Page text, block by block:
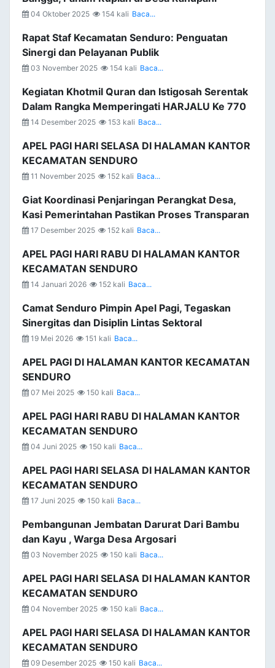
04 Oktober 2025 154 kali Baca...
Rapat Staf Kecamatan Senduro: Penguatan
Sinergi dan Pelayanan Publik
03 November 2025 154 kali Baca...
Kegiatan Khotmil Quran dan Istigosah Serentak
Dalam Rangka Memperingati HARJALU Ke 770
14 Desember 2025 153 kali Baca...
APEL PAGI HARI SELASA DI HALAMAN KANTOR
KECAMATAN SENDURO
11 November 2025 152 kali Baca...
Giat Koordinasi Penjaringan Perangkat Desa,
Kasi Pemerintahan Pastikan Proses Transparan
17 Desember 2025 152 kali Baca...
APEL PAGI HARI RABU DI HALAMAN KANTOR
KECAMATAN SENDURO
14 Januari 2026 152 kali Baca...
Camat Senduro Pimpin Apel Pagi, Tegaskan
Sinergitas dan Disiplin Lintas Sektoral
19 Mei 2026 151 kali Baca...
APEL PAGI DI HALAMAN KANTOR KECAMATAN
SENDURO
07 Mei 2025 150 kali Baca...
APEL PAGI HARI RABU DI HALAMAN KANTOR
KECAMATAN SENDURO
04 Juni 2025 150 kali Baca...
APEL PAGI HARI SELASA DI HALAMAN KANTOR
KECAMATAN SENDURO
17 Juni 2025 150 kali Baca...
Pembangunan Jembatan Darurat Dari Bambu
dan Kayu , Warga Desa Argosari
03 November 2025 150 kali Baca...
APEL PAGI HARI SELASA DI HALAMAN KANTOR
KECAMATAN SENDURO
04 November 2025 150 kali Baca...
APEL PAGI HARI SELASA DI HALAMAN KANTOR
KECAMATAN SENDURO
09 Desember 2025 150 kali Baca...